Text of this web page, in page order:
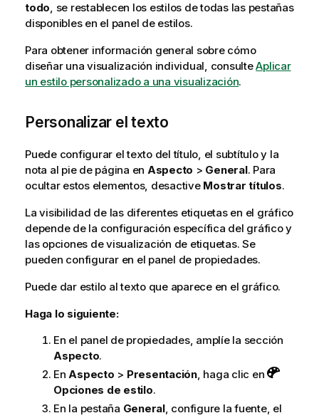
todo, se restablecen los estilos de todas las pestañas
disponibles en el panel de estilos.
Para obtener información general sobre cómo
diseñar una visualización individual, consulteAplicar
un estilo personalizado a una visualización.
Personalizar el texto
Puede configurar el texto del título, el subtítulo y la
nota al pie de página en Aspecto > General. Para
ocultar estos elementos, desactive Mostrar títulos.
La visibilidad de las diferentes etiquetas en el gráfico
depende de la configuración específica del gráfico y
las opciones de visualización de etiquetas. Se
pueden configurar en el panel de propiedades.
Puede dar estilo al texto que aparece en el gráfico.
Haga lo siguiente:
En el panel de propiedades, amplíe la sección
Aspecto.
EnAspecto > Presentación, haga clic en
Opciones de estilo.
En la pestaña General, configure la fuente, el